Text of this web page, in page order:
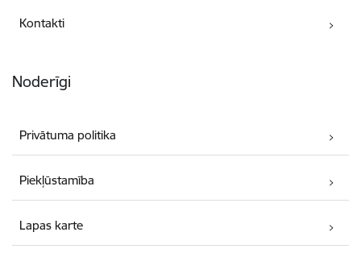
Kontakti
Noderīgi
Privātuma politika
Piekļūstamība
Lapas karte